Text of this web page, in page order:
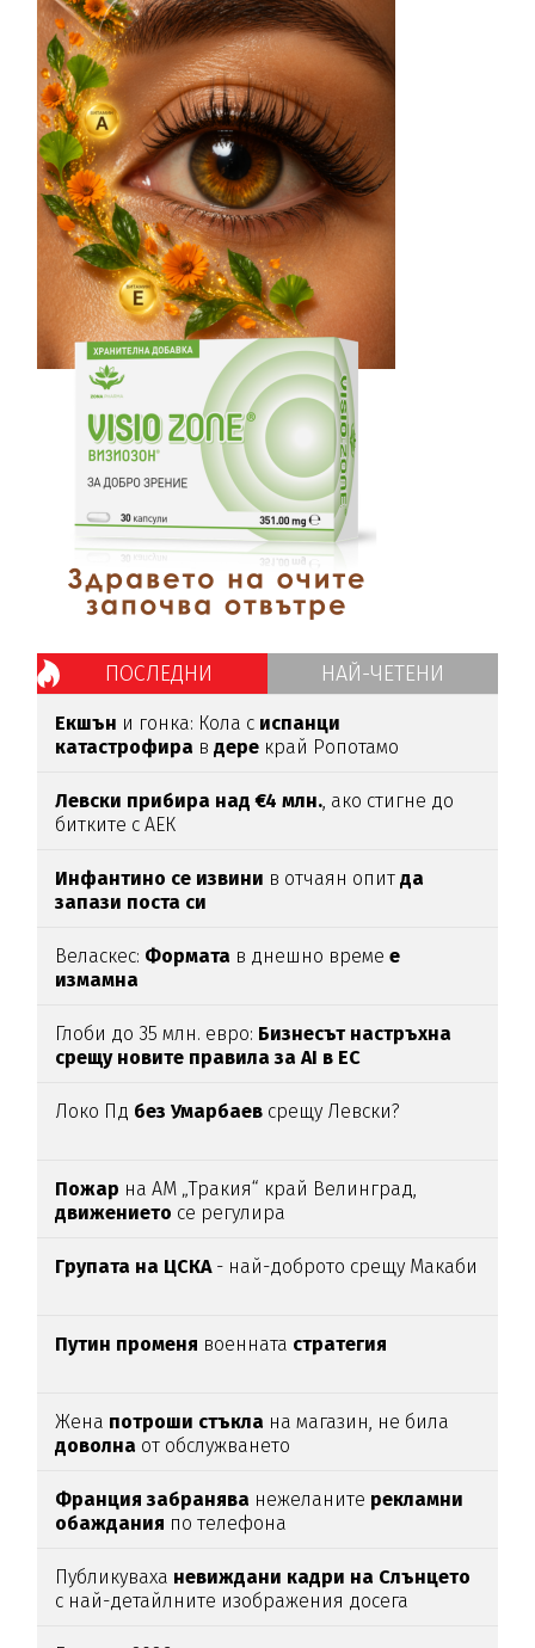
ПОСЛЕДНИ НАЙ-ЧЕТЕНИ
Екшън и гонка: Кола с испанци
катастрофира вдере край Ропотамо
Левски прибира над €4 млн., ако стигне до
битките с АЕК
Инфантино се извини в отчаян опит да
запази поста си
Веласкес: Формата в днешно времее
измамна
Глоби до 35 млн. евро: Бизнесът настръхна
срещу новите правила за AI в ЕС
Локо Пд без Умарбаев срещу Левски?
Пожар на АМ „Тракия“ край Велинград,
движението се регулира
Групата на ЦСКА- най-доброто срещу Макаби
Путин променя военната стратегия
Жена потроши стъкла на магазин, не била
доволна от обслужването
Франция забранява нежеланите рекламни
обаждания по телефона
Публикуваха невиждани кадри на Слънцето
с най-детайлните изображения досега